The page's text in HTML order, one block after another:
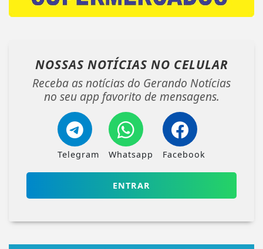
NOSSAS NOTÍCIAS NO CELULAR
Receba as notícias do Gerando Notícias
no seu app favorito de mensagens.
Telegram Whatsapp Facebook
ENTRAR